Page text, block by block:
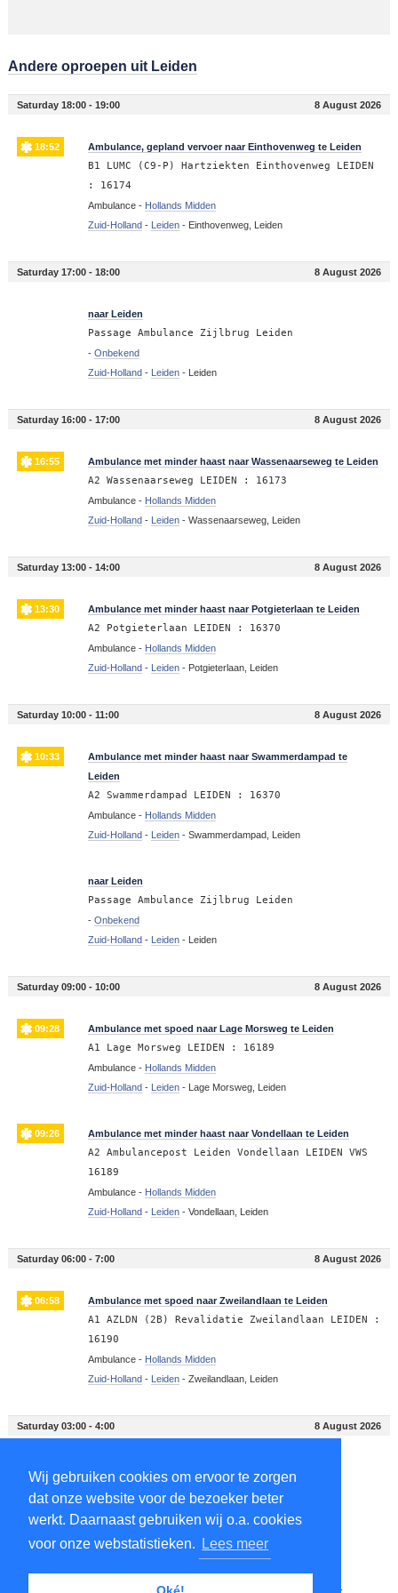
Wij gebruiken cookies om ervoor te zorgen
dat onze website voor de bezoeker beter
werkt. Daarnaast gebruiken wij o.a. cookies
voor onze webstatistieken.
Lees meer
Andere oproepen uit Leiden
Saturday 18:00 - 19:00 8 August 2026
18:52 Ambulance, gepland vervoer naar Einthovenweg te Leiden
B1 LUMC (C9-P) Hartziekten Einthovenweg LEIDEN
: 16174
Ambulance - Hollands Midden
Zuid-Holland- Leiden- Einthovenweg, Leiden
Saturday 17:00 - 18:00 8 August 2026
naar Leiden
Passage Ambulance Zijlbrug Leiden
- Onbekend
Zuid-Holland- Leiden- Leiden
Saturday 16:00 - 17:00 8 August 2026
16:55 Ambulance met minder haast naar Wassenaarseweg te Leiden
A2 Wassenaarseweg LEIDEN : 16173
Ambulance - Hollands Midden
Zuid-Holland- Leiden- Wassenaarseweg, Leiden
Saturday 13:00 - 14:00 8 August 2026
13:30 Ambulance met minder haast naar Potgieterlaan te Leiden
A2 Potgieterlaan LEIDEN : 16370
Ambulance - Hollands Midden
Zuid-Holland- Leiden- Potgieterlaan, Leiden
Saturday 10:00 - 11:00 8 August 2026
10:33
Ambulance met minder haast naar Swammerdampad te
Leiden
A2 Swammerdampad LEIDEN : 16370
Ambulance - Hollands Midden
Zuid-Holland- Leiden- Swammerdampad, Leiden
naar Leiden
Passage Ambulance Zijlbrug Leiden
- Onbekend
Zuid-Holland- Leiden- Leiden
Saturday 09:00 - 10:00 8 August 2026
09:28 Ambulance met spoed naar Lage Morsweg te Leiden
A1 Lage Morsweg LEIDEN : 16189
Ambulance - Hollands Midden
Zuid-Holland- Leiden- Lage Morsweg, Leiden
09:26 Ambulance met minder haast naar Vondellaan te Leiden
A2 Ambulancepost Leiden Vondellaan LEIDEN VWS
16189
Ambulance - Hollands Midden
Zuid-Holland- Leiden- Vondellaan, Leiden
Saturday 06:00 - 7:00 8 August 2026
06:58 Ambulance met spoed naar Zweilandlaan te Leiden
A1 AZLDN (2B) Revalidatie Zweilandlaan LEIDEN :
16190
Ambulance - Hollands Midden
Zuid-Holland- Leiden- Zweilandlaan, Leiden
Saturday 03:00 - 4:00 8 August 2026
A1 Heemparkbrug LEIDEN : 16185
Ambulance - Hollands Midden
Zuid-Holland-Leiden-Leiden
03:49 Politie met spoed naar Leiden voor ongeval met letsel